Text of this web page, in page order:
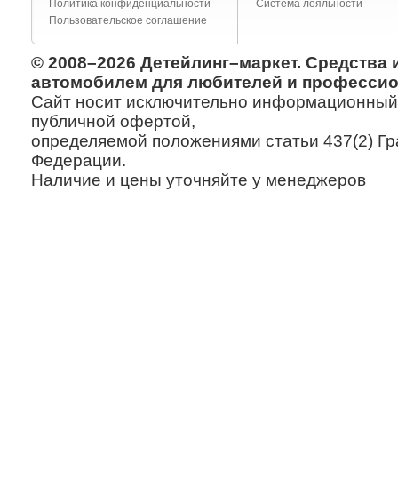
Политика конфиденциальности
Пользовательское соглашение
Система лояльности
© 2008–2026 Детейлинг–маркет. Средства
автомобилем для любителей и
Сайт носит исключительно информационный
публичной офертой,
определяемой положениями статьи 437(2)
Федерации.
Наличие и цены уточняйте у менеджеров